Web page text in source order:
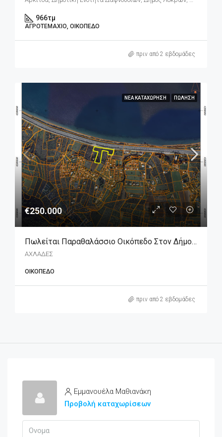
966τμ
ΑΓΡΟΤΕΜΆΧΙΟ, ΟΙΚΌΠΕΔΟ
πριν από 2 εβδομάδες
ΝΈΑ ΚΑΤΑΧΏΡΗΣΗ ΠΏΛΗΣΗ
€250.000
Πωλείται Παραθαλάσσιο Οικόπεδο Στον Δήμο Λοκρών
ΑΧΛΑΔΕΣ
ΟΙΚΌΠΕΔΟ
πριν από 2 εβδομάδες
Εμμανουέλα Μαθιανάκη
Προβολή καταχωρίσεων